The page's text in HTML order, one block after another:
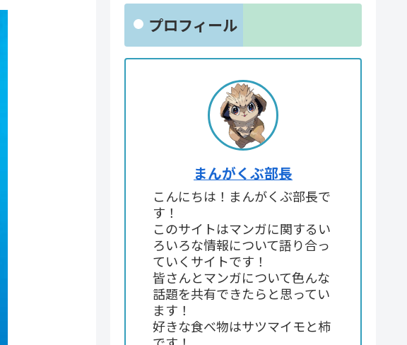
プロフィール
まんがくぶ部長
こんにちは！まんがくぶ部長で
す！
このサイトはマンガに関するい
ろいろな情報について語り合っ
ていくサイトです！
皆さんとマンガについて色んな
話題を共有できたらと思ってい
ます！
好きな食べ物はサツマイモと柿